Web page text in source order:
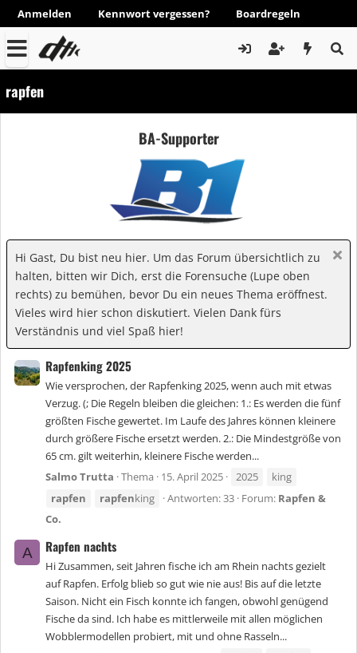
Anmelden Kennwort vergessen? Boardregeln
rapfen
BA-Supporter
Hi Gast, Du bist neu hier. Um das Forum übersichtlich zu
halten, bitten wir Dich, erst die Forensuche (Lupe oben
rechts) zu bemühen, bevor Du ein neues Thema eröffnest.
Vieles wird hier schon diskutiert. Vielen Dank fürs
Verständnis und viel Spaß hier!
Rapfenking 2025
Wie versprochen, der Rapfenking 2025, wenn auch mit etwas
Verzug. (; Die Regeln bleiben die gleichen: 1.: Es werden die fünf
größten Fische gewertet. Im Laufe des Jahres können kleinere
durch größere Fische ersetzt werden. 2.: Die Mindestgröße von
65 cm. gilt weiterhin, kleinere Fische werden...
Salmo Trutta Thema 15. April 2025 2025
king
rapfen
rapfenking Antworten: 33 Forum: Rapfen &
Co.
A Rapfen nachts
Hi Zusammen, seit Jahren fische ich am Rhein nachts gezielt
auf Rapfen. Erfolg blieb so gut wie nie aus! Bis auf die letzte
Saison. Nicht ein Fisch konnte ich fangen, obwohl genügend
Fische da sind. Ich habe es mittlerweile mit allen möglichen
Wobblermodellen probiert, mit und ohne Rasseln...